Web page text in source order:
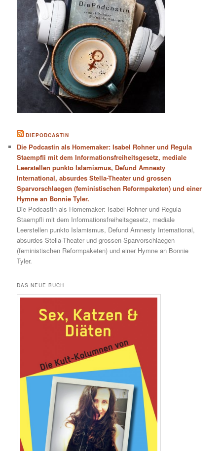
DIEPODCASTIN
Die Podcastin als Homemaker: Isabel Rohner und Regula
Staempfli mit dem Informationsfreiheitsgesetz, mediale
Leerstellen punkto Islamismus, Defund Amnesty
International, absurdes Stella-Theater und grossen
Sparvorschlaegen (feministischen Reformpaketen) und einer
Hymne an Bonnie Tyler.
Die Podcastin als Homemaker: Isabel Rohner und Regula
Staempfli mit dem Informationsfreiheitsgesetz, mediale
Leerstellen punkto Islamismus, Defund Amnesty International,
absurdes Stella-Theater und grossen Sparvorschlaegen
(feministischen Reformpaketen) und einer Hymne an Bonnie
Tyler.
DAS NEUE BUCH